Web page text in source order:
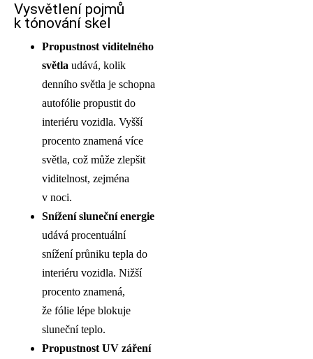
Vysvětlení pojmů
k tónování skel
Propustnost viditelného
světla udává, kolik
denního světla je schopna
autofólie propustit do
interiéru vozidla. Vyšší
procento znamená více
světla, což může zlepšit
viditelnost, zejména
v noci.
Snížení sluneční energie
udává procentuální
snížení průniku tepla do
interiéru vozidla. Nižší
procento znamená,
že fólie lépe blokuje
sluneční teplo.
Propustnost UV záření